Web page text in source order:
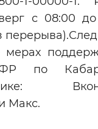
с 08:00 до
мерах
по
Макс.